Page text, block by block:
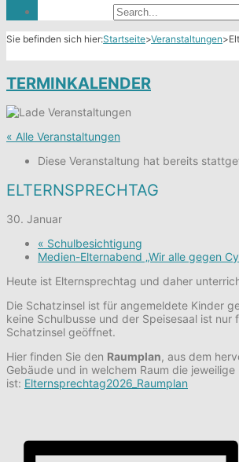
Sie befinden sich hier:Startseite>Veranstaltungen>
TERMINKALENDER
« Alle Veranstaltungen
Diese Veranstaltung hat bereits
ELTERNSPRECHTAG
30. Januar
« Schulbesichtigung
Medien-Elternabend „Wir alle gegen
Heute ist Elternsprechtag und daher
Die Schatzinsel ist für angemeldete Kinder
keine Schulbusse und der Speisesaal ist nur
Schatzinsel geöffnet.
Hier finden Sie den Raumplan, aus dem
Gebäude und in welchem Raum die
ist: Elternsprechtag2026_Raumplan